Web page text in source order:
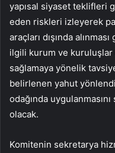
yapısal siyaset teklifleri
eden riskleri izleyerek
araçları dışında
ilgili kurum ve kuruluşlar
sağlamaya yönelik
belirlenen yahut
odağında
olacak.
Komitenin sekretarya